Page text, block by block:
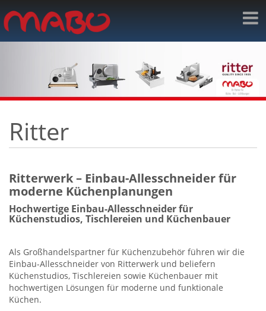
Ritter
Ritterwerk – Einbau-Allesschneider für
moderne Küchenplanungen
Hochwertige Einbau-Allesschneider für
Küchenstudios, Tischlereien und Küchenbauer
Als Großhandelspartner für Küchenzubehör führen wir die
Einbau-Allesschneider von Ritterwerk und beliefern
Küchenstudios, Tischlereien sowie Küchenbauer mit
hochwertigen Lösungen für moderne und funktionale
Küchen.